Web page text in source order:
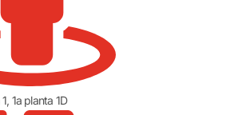
1a planta 1D